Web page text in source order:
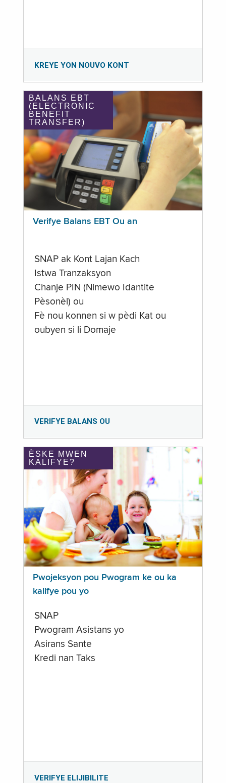
KREYE YON NOUVO KONT
BALANS EBT
(ELECTRONIC
BENEFIT
TRANSFER)
Verifye Balans EBT Ou an
SNAP ak Kont Lajan Kach
Istwa Tranzaksyon
Chanje PIN (Nimewo Idantite
Pèsonèl) ou
Fè nou konnen si w pèdi Kat ou
oubyen si li Domaje
VERIFYE BALANS OU
ÈSKE MWEN
KALIFYE?
Pwojeksyon pou Pwogram ke ou ka
kalifye pou yo
SNAP
Pwogram Asistans yo
Asirans Sante
Kredi nan Taks
VERIFYE ELIJIBILITE